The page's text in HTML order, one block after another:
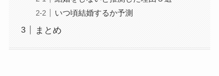
いつ頃結婚するか予測
まとめ